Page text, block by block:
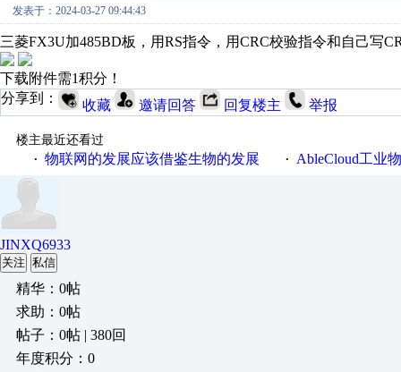
发表于：2024-03-27 09:44:43
三菱FX3U加485BD板，用RS指令，用CRC校验指令和自己写
下载附件需1积分！
分享到：
收藏 邀请回答 回复楼主 举报
楼主最近还看过
· 物联网的发展应该借鉴生物的发展 · AbleCloud工业物联
JINXQ6933
关注 私信
精华：0帖
求助：0帖
帖子：0帖 | 380回
年度积分：0